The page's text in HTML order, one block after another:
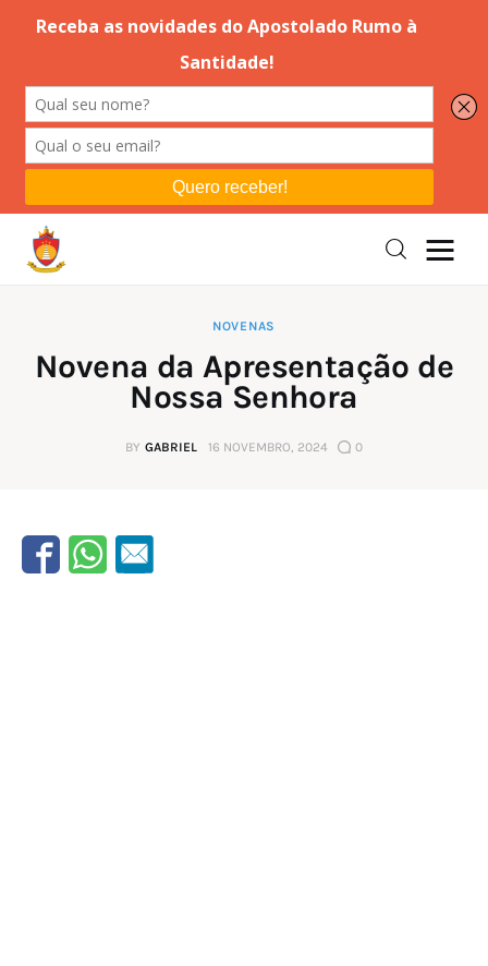
Editorial
Orações
Espiritualidade
NOVENAS
Novena da Apresentação de
Nossa Senhora
BY GABRIEL 16 NOVEMBRO, 2024 0